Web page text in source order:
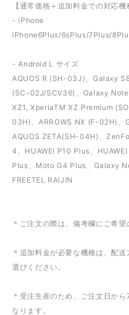
【通常価格＋追加料金での対応機
- iPhone
iPhone6Plus/6sPlus/7Plus/
- Android L サイズ
AQUOS R (SH-03J)、Galaxy
(SC-02J/SCV36)、Galaxy
XZ1, XperiaTM XZ Premium
03H)、ARROWS NX (F-02H)
AQUOS ZETA(SH-04H)、
4、HUAWEI P10 Plus、
Plus、Moto G4 Plus、Galaxy
FREETEL RAIJIN
＊ご注文の際は、備考欄にご希望
＊追加料金が必要な機種は、配
選びください。
＊受注生産のため、ご注文日か
なります。